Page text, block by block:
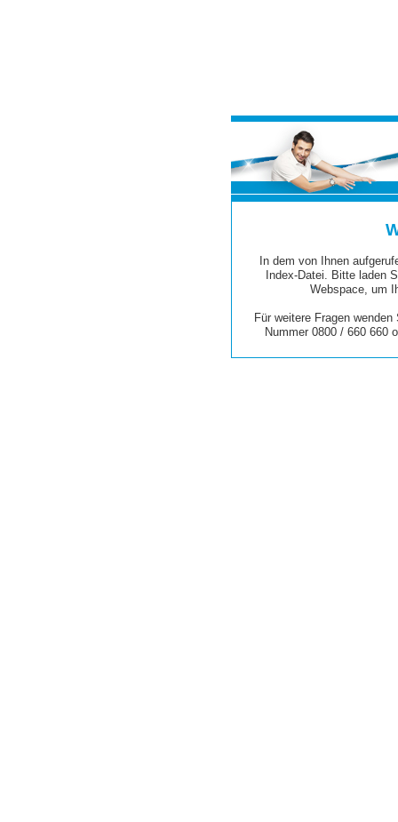
In dem von Ihnen
Index-Datei. Bitte laden
Webspace, um
Für weitere Fragen
Nummer 0800 / 660 660